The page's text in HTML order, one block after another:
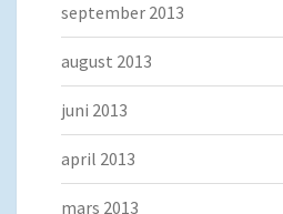
september 2013
august 2013
juni 2013
april 2013
mars 2013